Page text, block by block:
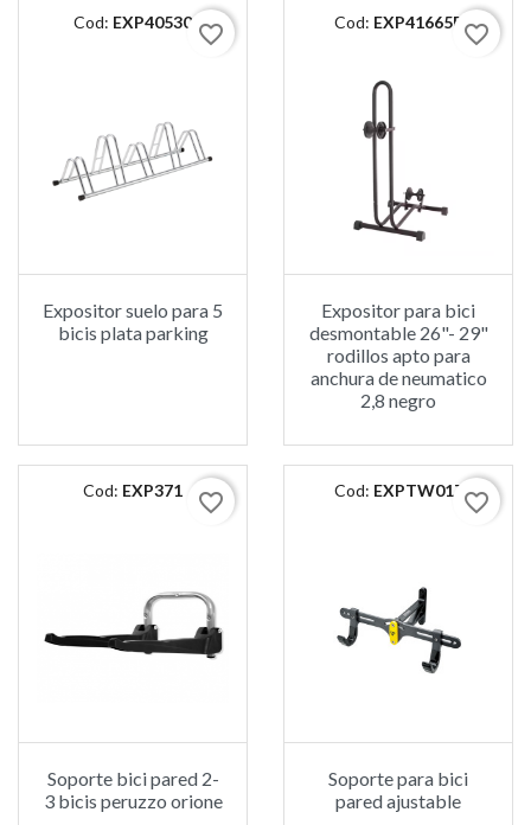
Cod: EXP40530 favorite_border
Expositor suelo para 5
bicis plata parking
Cod: EXP41665R favorite_border
Expositor para bici
desmontable 26"- 29"
rodillos apto para
anchura de neumatico
2,8 negro
Cod: EXP371 favorite_border
Soporte bici pared 2-
3 bicis peruzzo orione
Cod: EXPTW017 favorite_border
Soporte para bici
pared ajustable